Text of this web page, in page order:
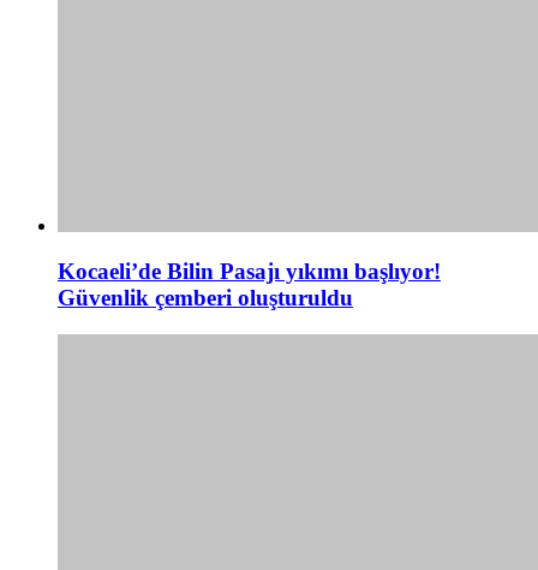
Kocaeli’de Bilin Pasajı yıkımı başlıyor!
Güvenlik çemberi oluşturuldu